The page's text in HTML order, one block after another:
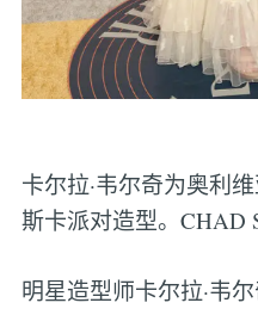
卡尔拉·韦尔奇为奥利
斯卡派对造型。CHAD
明星造型师卡尔拉·韦